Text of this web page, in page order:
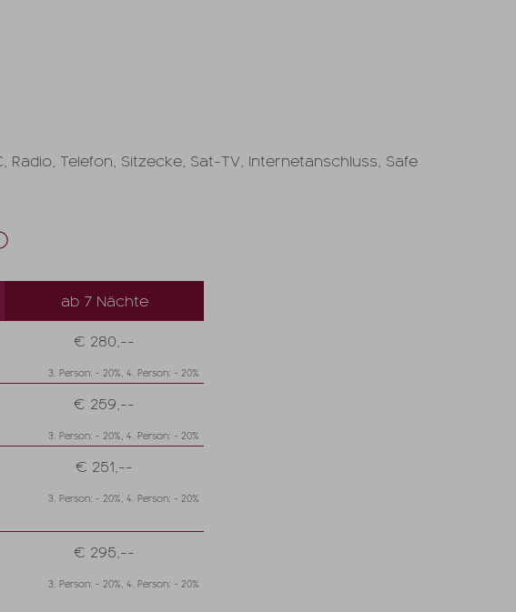
Telefon, Sitzecke, Sat-TV, Internetanschluss, Safe
ab 7 Nächte
€ 280,--
3. Person: - 20%, 4. Person: - 20%
€ 259,--
3. Person: - 20%, 4. Person: - 20%
€ 251,--
3. Person: - 20%, 4. Person: - 20%
€ 295,--
3. Person: - 20%, 4. Person: - 20%